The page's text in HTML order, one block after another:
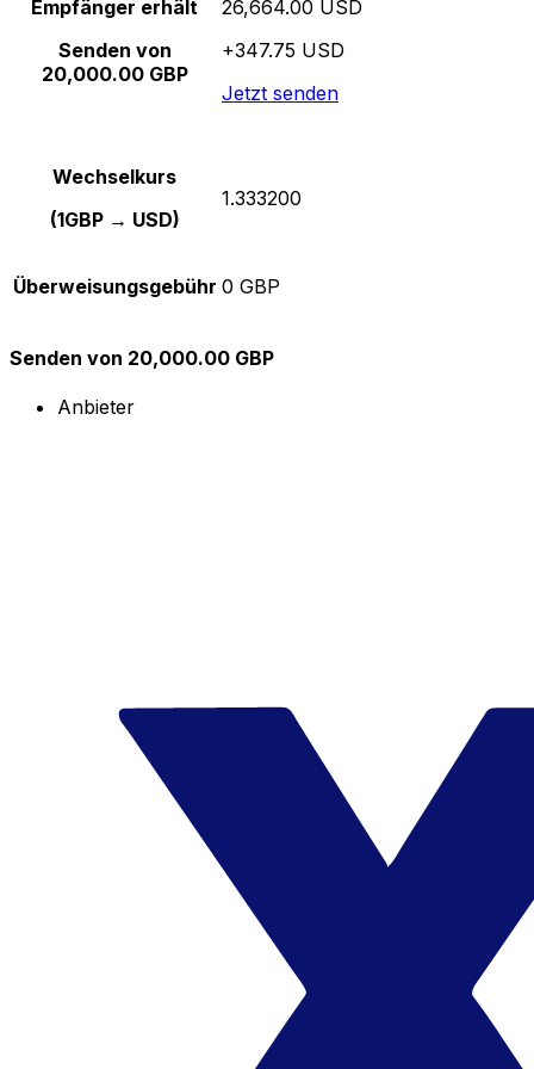
Empfänger erhält
Senden von
20,000.00 GBP
26,664.00 USD
+347.75 USD
Jetzt senden
Wechselkurs
(1GBP → USD)
1.333200
Überweisungsgebühr 0 GBP
Senden von 20,000.00 GBP
Anbieter